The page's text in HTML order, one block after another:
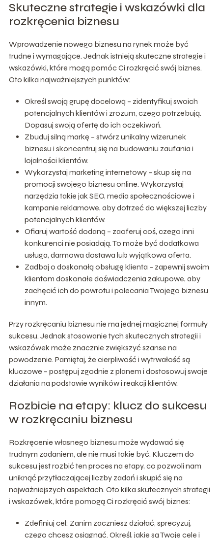
Skuteczne strategie i wskazówki dla
rozkręcenia biznesu
Wprowadzenie nowego biznesu na rynek może być
trudne i wymagające. Jednak istnieją skuteczne strategie i
wskazówki, które mogą pomóc Ci rozkręcić swój biznes.
Oto kilka najważniejszych punktów:
Określ swoją grupę docelową – zidentyfikuj swoich
potencjalnych klientów i zrozum, czego potrzebują.
Dopasuj swoją ofertę do ich oczekiwań.
Zbuduj silną markę – stwórz unikalny wizerunek
biznesu i skoncentruj się na budowaniu zaufania i
lojalności klientów.
Wykorzystaj marketing internetowy – skup się na
promocji swojego biznesu online. Wykorzystaj
narzędzia takie jak SEO, media społecznościowe i
kampanie reklamowe, aby dotrzeć do większej liczby
potencjalnych klientów.
Ofiaruj wartość dodaną – zaoferuj coś, czego inni
konkurenci nie posiadają. To może być dodatkowa
usługa, darmowa dostawa lub wyjątkowa oferta.
Zadbaj o doskonałą obsługę klienta – zapewnij swoim
klientom doskonałe doświadczenia zakupowe, aby
zachęcić ich do powrotu i polecania Twojego biznesu
innym.
Przy rozkręcaniu biznesu nie ma jednej magicznej formuły
sukcesu. Jednak stosowanie tych skutecznych strategii i
wskazówek może znacznie zwiększyć szanse na
powodzenie. Pamiętaj, że cierpliwość i wytrwałość są
kluczowe – postępuj zgodnie z planem i dostosowuj swoje
działania na podstawie wyników i reakcji klientów.
Rozbicie na etapy: klucz do sukcesu
w rozkręcaniu biznesu
Rozkręcenie własnego biznesu może wydawać się
trudnym zadaniem, ale nie musi takie być. Kluczem do
sukcesu jest rozbić ten proces na etapy, co pozwoli nam
uniknąć przytłaczającej liczby zadań i skupić się na
najważniejszych aspektach. Oto kilka skutecznych strategii
i wskazówek, które pomogą Ci rozkręcić swój biznes:
Zdefiniuj cel: Zanim zaczniesz działać, sprecyzuj,
czego chcesz osiągnąć. Określ, jakie są Twoje cele i